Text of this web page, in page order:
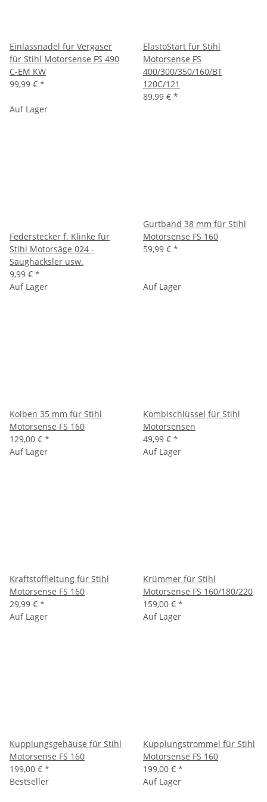
Einlassnadel für Vergaser
für Stihl Motorsense FS 490
C-EM KW
99,99 € *
ElastoStart für Stihl
Motorsense FS
400/300/350/160/BT
120C/121
89,99 € *
Auf Lager
Federstecker f. Klinke für
Stihl Motorsäge 024 -
Saughäcksler usw.
9,99 € *
Gurtband 38 mm für Stihl
Motorsense FS 160
59,99 € *
Auf Lager
Kolben 35 mm für Stihl
Motorsense FS 160
129,00 € *
Auf Lager
Kombischlüssel für Stihl
Motorsensen
49,99 € *
Auf Lager
Kraftstoffleitung für Stihl
Motorsense FS 160
29,99 € *
Auf Lager
Krümmer für Stihl
Motorsense FS 160/180/220
159,00 € *
Auf Lager
Kupplungsgehäuse für Stihl
Motorsense FS 160
199,00 € *
Auf Lager
Kupplungstrommel für Stihl
Motorsense FS 160
199,00 € *
Bestseller
Auf Lager